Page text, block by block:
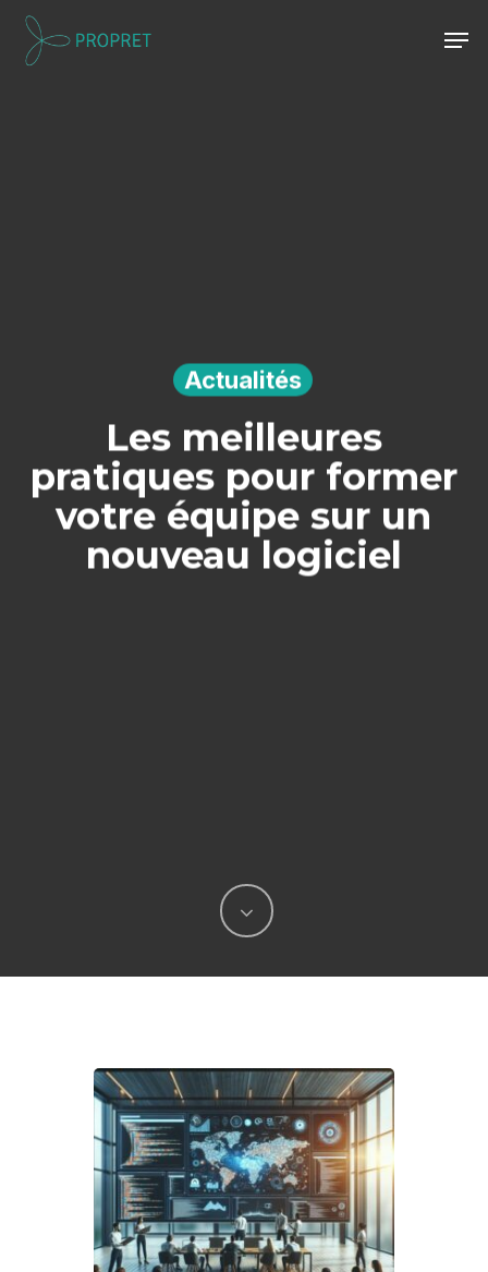
Skip
Actualités
Les meilleures
pratiques pour former
votre équipe sur un
nouveau logiciel